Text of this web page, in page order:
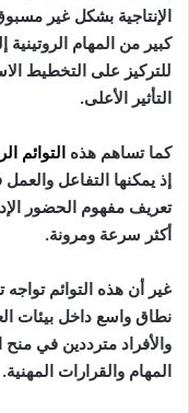
الإنتاجية بشكل غير
كبير من المهام
للتركيز على التخطيط
التأثير الأعلى.
كما تساهم هذه التوائم
إذ يمكنها التفاعل
تعريف مفهوم الحضور
أكثر سرعة ومرونة.
غير أن هذه التوائم
نطاق واسع داخل بيئات
والأفراد مترددين في منح
المهام والقرارات المهنية.